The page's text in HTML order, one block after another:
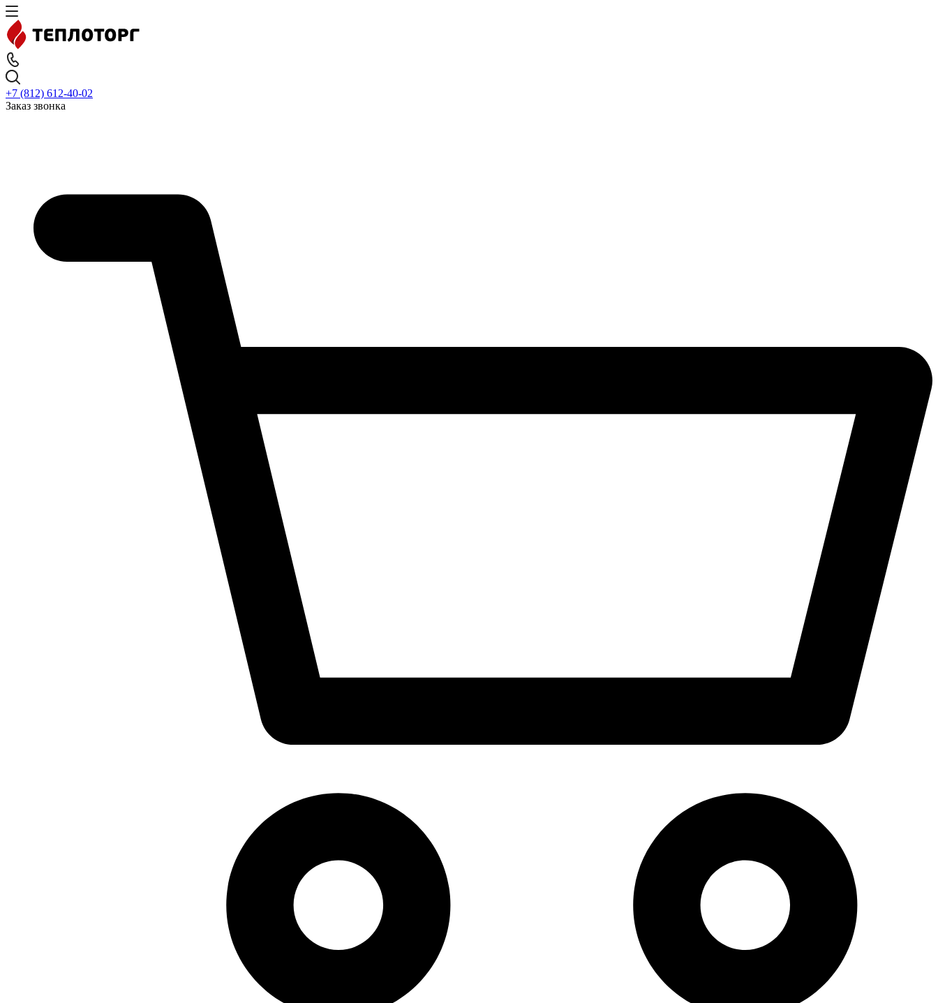
+7 (812) 612-40-02
Заказ звонка